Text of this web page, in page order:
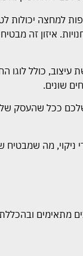
למחצה יכולות
איזון זה
עיצוב, כולל לוגו
שונים.
שלכם ככל שהעסק
ניקוי, מה
מתאימים